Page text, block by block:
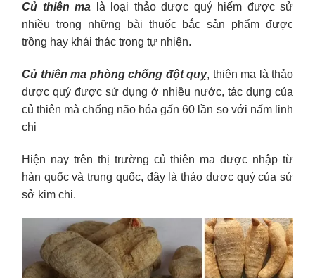
Củ thiên ma là loại thảo dược quý hiếm được sử
nhiều trong những bài thuốc bắc sản phẩm được
trồng hay khái thác trong tự nhiện.
Củ thiên ma phòng chống đột quỵ, thiên ma là thảo
dược quý được sử dụng ở nhiều nước, tác dụng của
củ thiên mà chống não hóa gấn 60 lần so với nấm linh
chi
Hiện nay trên thị trường củ thiên ma được nhập từ
hàn quốc và trung quốc, đây là thảo dược quý của sứ
sở kim chi.